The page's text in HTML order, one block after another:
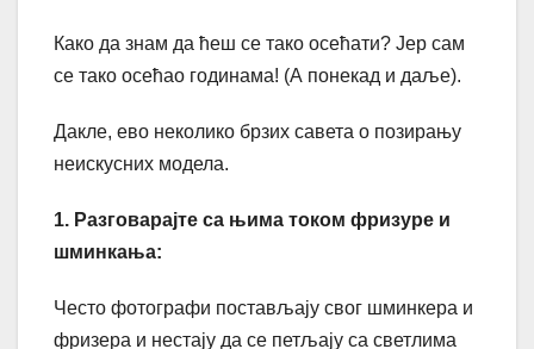
Како да знам да ћеш се тако осећати? Јер сам
се тако осећао годинама! (А понекад и даље).
Дакле, ево неколико брзих савета о позирању
неискусних модела.
1. Разговарајте са њима током фризуре и
шминкања:
Често фотографи постављају свог шминкера и
фризера и нестају да се петљају са светлима